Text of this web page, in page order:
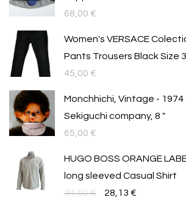
68,00 €
Women's VERSACE
Pants Trousers Black Size
45,00 €
Monchhichi, Vintage - 1974
Sekiguchi company, 8 "
65,00 €
HUGO BOSS ORANGE
long sleeved Casual Shirt
34,00€
Original
28,13 €